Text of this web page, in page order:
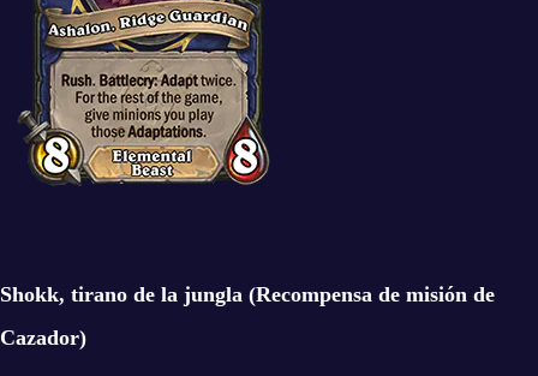
Shokk, tirano de la jungla (Recompensa de misión de
Cazador)